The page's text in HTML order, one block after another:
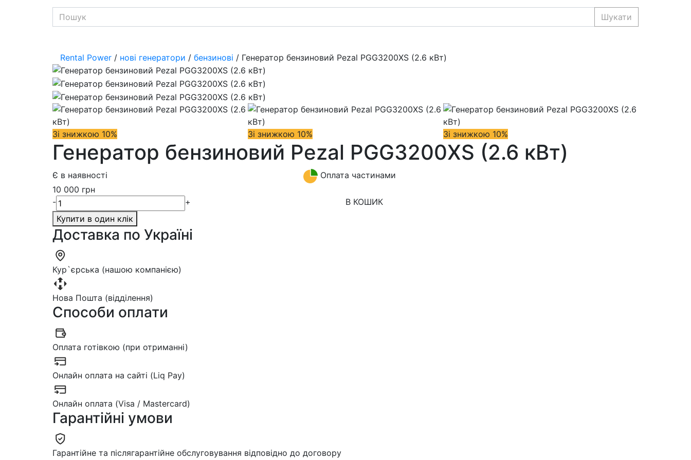
Шукати
Rental Power / нові генератори / бензинові / Генератор бензиновий Pezal PGG3200XS (2.6 кВт)
Зі знижкою 10% Зі знижкою 10% Зі знижкою 10%
Генератор бензиновий Pezal PGG3200XS (2.6 кВт)
Є в наявності
Оплата частинами
10 000 грн
-
+
В КОШИК
Купити в один клік
Доставка по Україні
Кур`єрська (нашою компанією)
Нова Пошта (відділення)
Способи оплати
Оплата готівкою (при отриманні)
Онлайн оплата на сайті (Liq Pay)
Онлайн оплата (Visa / Mastercard)
Гарантійні умови
Гарантійне та післягарантійне обслуговування відповідно до договору